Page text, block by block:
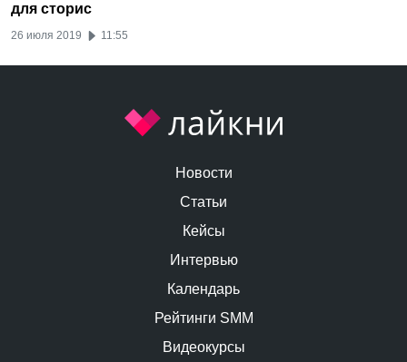
для сторис
26 июля 2019 11:55
Новости
Статьи
Кейсы
Интервью
Календарь
Рейтинги SMM
Видеокурсы